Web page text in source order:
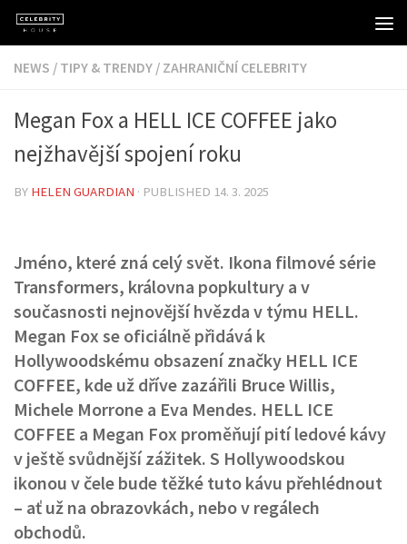
Skip to content
NEWS / TIPY & TRENDY / ZAHRANIČNÍ CELEBRITY
Megan Fox a HELL ICE COFFEE jako
nejžhavější spojení roku
BY HELEN GUARDIAN · PUBLISHED 14. 3. 2025
Jméno, které zná celý svět. Ikona filmové série
Transformers, královna popkultury a v
současnosti nejnovější hvězda v týmu HELL.
Megan Fox se oficiálně přidává k
Hollywoodskému obsazení značky HELL ICE
COFFEE, kde už dříve zazářili Bruce Willis,
Michele Morrone a Eva Mendes. HELL ICE
COFFEE a Megan Fox proměňují pití ledové kávy
v ještě svůdnější zážitek. S Hollywoodskou
ikonou v čele bude těžké tuto kávu přehlédnout
– ať už na obrazovkách, nebo v regálech
obchodů.